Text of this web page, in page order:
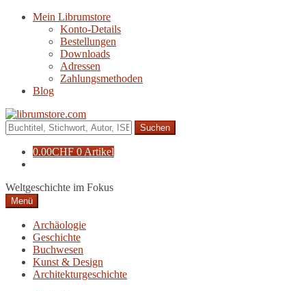
Navigation
Zum
Mein Librumstore
Konto-Details
Bestellungen
Downloads
Adressen
Zahlungsmethoden
Blog
Suche
nach:
0.00CHF 0 Artikel
Weltgeschichte im Fokus
Menü
Archäologie
Geschichte
Buchwesen
Kunst & Design
Architekturgeschichte